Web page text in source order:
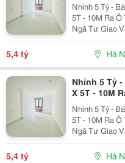
Nhỉnh 5 Tỷ -
5T - 10M Ra
Ngã Tư Giao
Kỳ Đẹp. Căn
5,4 tỷ Hà
Nhỉnh 5 Tỷ -
X 5T - 10M
Nhỉnh 5 Tỷ -
5T - 10M Ra
Ngã Tư Giao
Kỳ Đẹp. Căn
5,4 tỷ Hà